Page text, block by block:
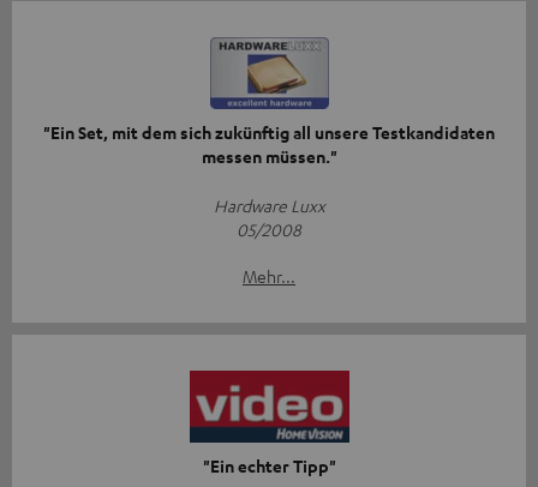
"Ein Set, mit dem sich zukünftig all unsere Testkandidaten
messen müssen."
Hardware Luxx
05/2008
Mehr...
"Ein echter Tipp"